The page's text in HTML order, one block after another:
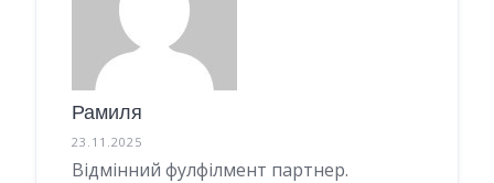
Рамиля
23.11.2025
Відмінний фулфілмент партнер.